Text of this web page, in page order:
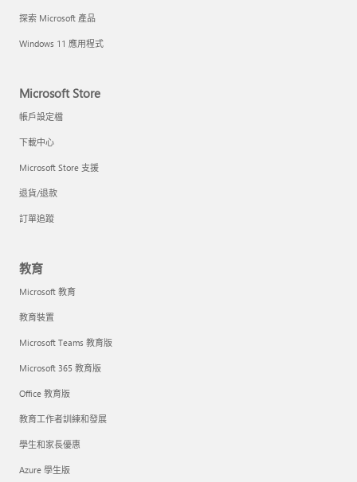
探索 Microsoft 產品
Windows 11 應用程式
Microsoft Store
帳戶設定檔
下載中心
Microsoft Store 支援
退貨/退款
訂單追蹤
教育
Microsoft 教育
教育裝置
Microsoft Teams 教育版
Microsoft 365 教育版
Office 教育版
教育工作者訓練和發展
學生和家長優惠
Azure 學生版